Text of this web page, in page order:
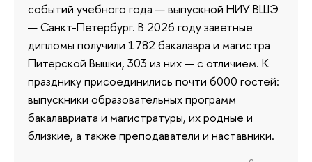
событий учебного года — выпускной НИУ ВШЭ
— Санкт-Петербург. В 2026 году заветные
дипломы получили 1782 бакалавра и магистра
Питерской Вышки, 303 из них — с отличием. К
празднику присоединились почти 6000 гостей:
выпускники образовательных программ
бакалавриата и магистратуры, их родные и
близкие, а также преподаватели и наставники.